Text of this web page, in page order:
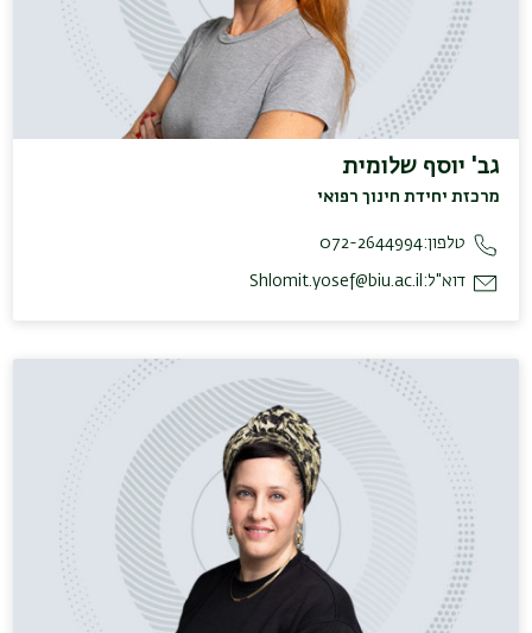
גב' יוסף שלומית
מרכזת יחידת חינוך רפואי
טלפון:072-2644994
דוא"ל: Shlomit.yosef@biu.ac.il